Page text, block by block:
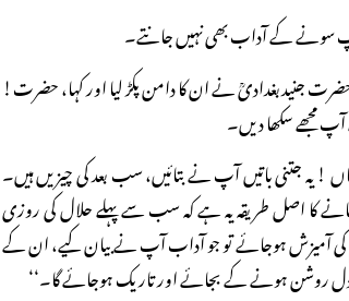
سونے کے آداب بھی نہیں جانتے۔
حضرت جنیدبغدادیؒ نے ان کا دامن پکڑ لیا اور کہا، حضرت!
آپ مجھے سکھا دیں۔
! یہ جتنی باتیں آپ نے بتائیں، سب بعد کی چیزیں ہیں۔
کا اصل طریقہ یہ ہے کہ سب سے پہلے حلال کی روزی
کی آمیزش ہوجائے تو جو آداب آپ نے بیان کیے، ان کے
دل روشن ہونے کے بجائے اور تاریک ہوجائے گا۔‘‘